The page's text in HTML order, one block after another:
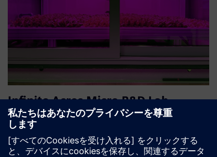
Infinite Acres Micro R&D Lab
Vertical Farming Module
精密な研究と試験に特化して設計された、完全に制御され
た垂直農業ユニット、ミニR&D Moduleで農業研究を加速